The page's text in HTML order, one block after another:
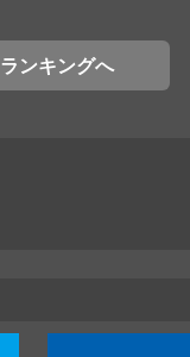
ランキングへ